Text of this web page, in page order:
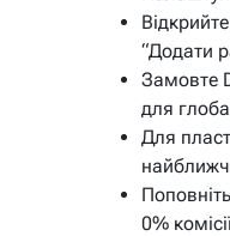
“Додати
Замовте
для
Для
0%